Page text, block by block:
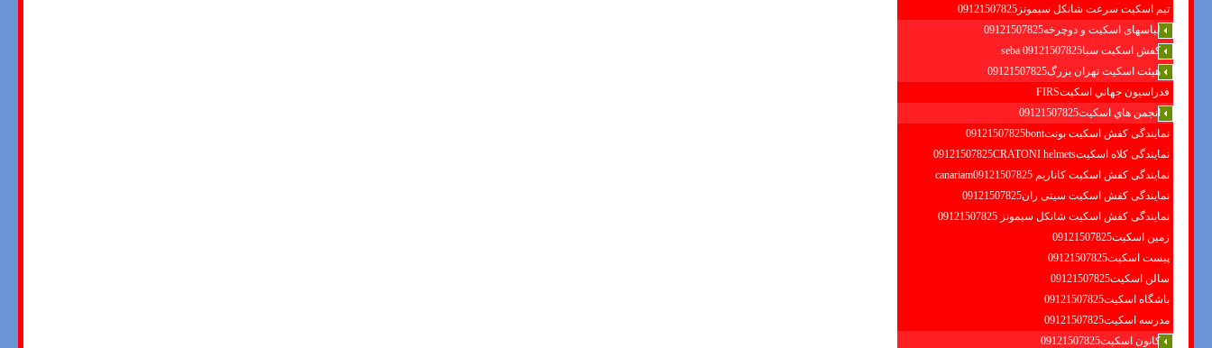
تیم اسکیت سرعت شانکل سیمونز09121507825
لباسهای اسکیت و دوچرخه09121507825
کفش اسکیت سبا09121507825 seba
هیئت اسکیت تهران بزرگ09121507825
فدراسيون جهاني اسكيتFIRS
انجمن هاي اسكيت09121507825
نمایندگی کفش اسکیت بونت09121507825bont
نمایندگی کلاه اسکیت09121507825CRATONI helmets
نمایندگی کفش اسکیت كاناريم canariam09121507825
نمایندگی کفش اسکیت سیتی ران09121507825
نمایندگی کفش اسکیت شانكل سيمونز 09121507825
زمین اسکیت09121507825
پیست اسکیت09121507825
سالن اسکیت09121507825
باشگاه اسکیت09121507825
مدرسه اسکیت09121507825
کانون اسکیت09121507825